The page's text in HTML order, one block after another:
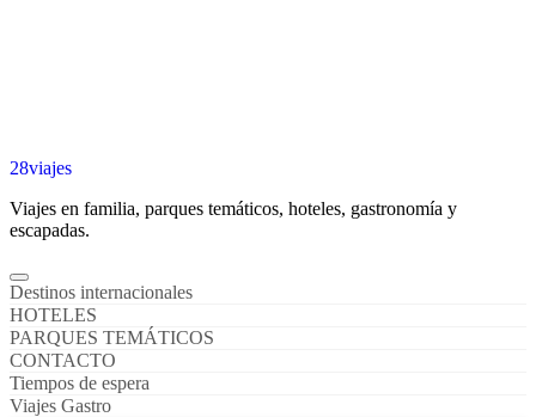
28viajes
Viajes en familia, parques temáticos, hoteles, gastronomía y
escapadas.
Destinos internacionales
HOTELES
PARQUES TEMÁTICOS
CONTACTO
Tiempos de espera
Viajes Gastro